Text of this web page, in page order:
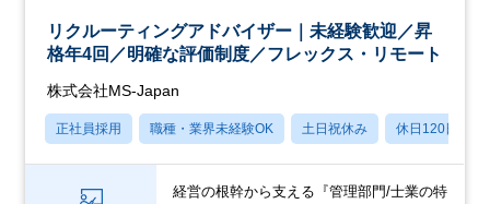
リクルーティングアドバイザー｜未経験歓迎／昇
格年4回／明確な評価制度／フレックス・リモート
株式会社MS-Japan
正社員採用 職種・業界未経験OK 土日祝休み 休日120日以上
経営の根幹から支える『管理部門/士業の特